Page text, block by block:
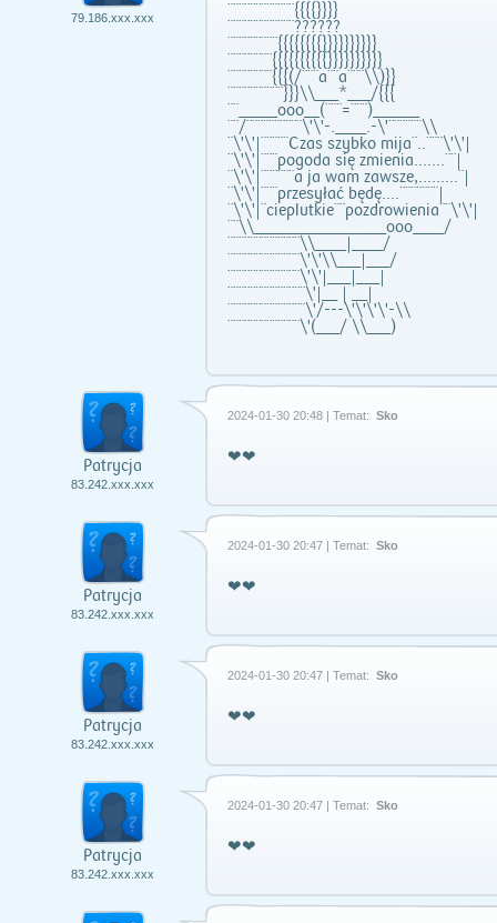
79.186.xxx.xxx
¨¨¨¨¨¨¨¨¨¨¨¨{{{{}}}}
¨¨¨¨¨¨¨¨¨¨¨¨??????
¨¨¨¨¨¨¨¨¨{{{{{{{{}}}}}}}}}}
¨¨¨¨¨¨¨¨{{{{{{{{{{}}}}}}}}}}
¨¨¨¨¨¨¨¨{{{(/¨¨¨a¨¨a¨¨¨\\)}}
¨¨¨¨¨¨¨¨¨¨}}}\\___*___/{{{
¨¨_____ooo__(¨¨¨=¨¨¨)______
¨¨/¨¨¨¨¨¨¨¨¨¨\'\'-.____.-\'¨¨¨¨¨¨\\
¨\'\'|¨¨¨¨¨Czas szybko mija¨..¨¨¨\'\'|
¨\'\'|¨¨¨pogoda się zmienia.......¨¨|
¨\'\'|¨¨¨¨¨¨a ja wam zawsze,.........¨|
¨\'\'|¨¨¨przesyłać będę....¨¨¨¨¨¨¨|
¨\'\'|¨cieplutkie¨¨pozdrowienia¨¨\'\'|
¨¨\\_________________ooo____/
¨¨¨¨¨¨¨¨¨¨¨¨¨\\____|____/
¨¨¨¨¨¨¨¨¨¨¨¨¨\'\'\\___|___/
¨¨¨¨¨¨¨¨¨¨¨¨¨\'\'|___|___|
¨¨¨¨¨¨¨¨¨¨¨¨¨¨\'|__ | __|
¨¨¨¨¨¨¨¨¨¨¨¨¨¨\'/---\'\'\'\'-\\
¨¨¨¨¨¨¨¨¨¨¨¨¨\'(___/ \\___)
Patrycja
83.242.xxx.xxx
2024-01-30 20:48 | Temat: Sko
❤❤
Patrycja
83.242.xxx.xxx
2024-01-30 20:47 | Temat: Sko
❤❤
Patrycja
83.242.xxx.xxx
2024-01-30 20:47 | Temat: Sko
❤❤
Patrycja
83.242.xxx.xxx
2024-01-30 20:47 | Temat: Sko
❤❤